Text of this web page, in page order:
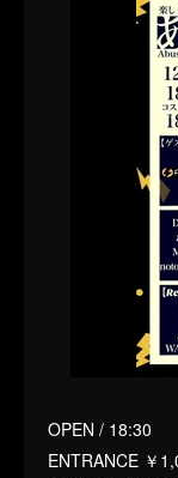
OPEN / 18:30
ENTRANCE ￥